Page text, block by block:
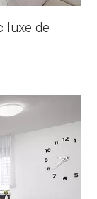
luxe de